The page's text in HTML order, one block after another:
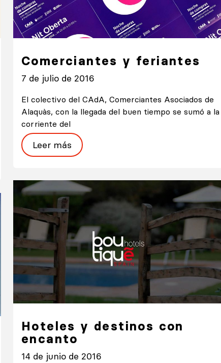
Comerciantes y feriantes
7 de julio de 2016
El colectivo del CAdA, Comerciantes Asociados de
Alaquàs, con la llegada del buen tiempo se sumó a la
corriente del
Leer más
Hoteles y destinos con
encanto
14 de junio de 2016